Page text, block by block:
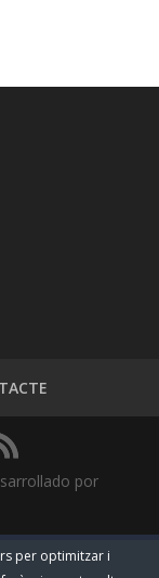
por
per optimitzar i